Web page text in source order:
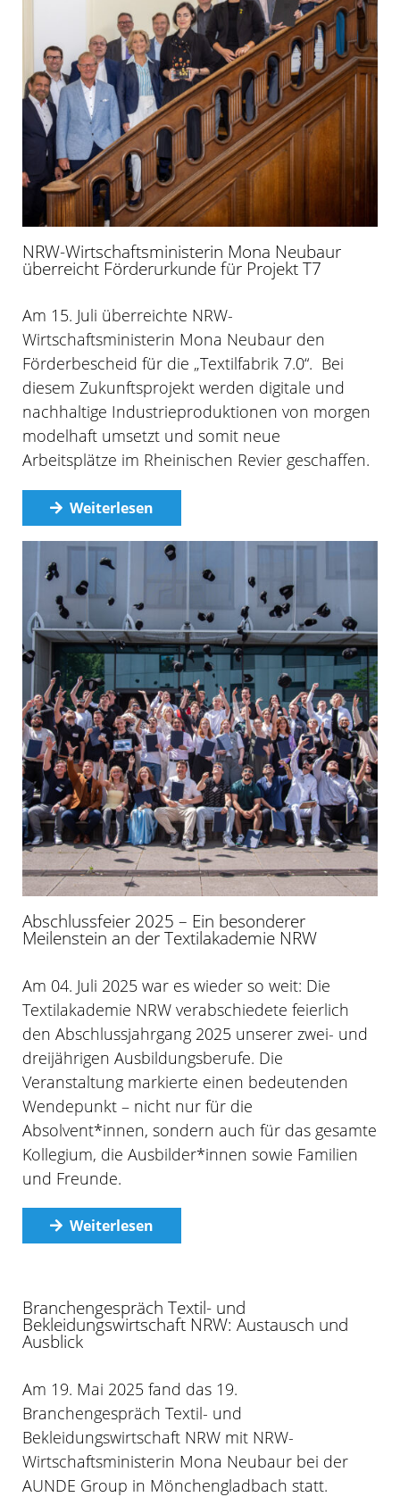
NRW-Wirtschaftsministerin Mona Neubaur
überreicht Förderurkunde für Projekt T7
Am 15. Juli überreichte NRW-
Wirtschaftsministerin Mona Neubaur den
Förderbescheid für die „Textilfabrik 7.0“. Bei
diesem Zukunftsprojekt werden digitale und
nachhaltige Industrieproduktionen von morgen
modelhaft umsetzt und somit neue
Arbeitsplätze im Rheinischen Revier geschaffen.
Weiterlesen
Abschlussfeier 2025 – Ein besonderer
Meilenstein an der Textilakademie NRW
Am 04. Juli 2025 war es wieder so weit: Die
Textilakademie NRW verabschiedete feierlich
den Abschlussjahrgang 2025 unserer zwei- und
dreijährigen Ausbildungsberufe. Die
Veranstaltung markierte einen bedeutenden
Wendepunkt – nicht nur für die
Absolvent*innen, sondern auch für das gesamte
Kollegium, die Ausbilder*innen sowie Familien
und Freunde.
Weiterlesen
Branchengespräch Textil- und
Bekleidungswirtschaft NRW: Austausch und
Ausblick
Am 19. Mai 2025 fand das 19.
Branchengespräch Textil- und
Bekleidungswirtschaft NRW mit NRW-
Wirtschaftsministerin Mona Neubaur bei der
AUNDE Group in Mönchengladbach statt.